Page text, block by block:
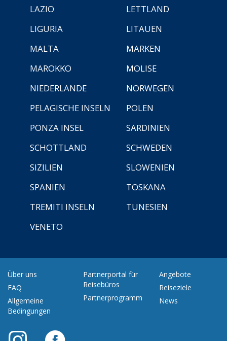
LAZIO
LETTLAND
LIGURIA
LITAUEN
MALTA
MARKEN
MAROKKO
MOLISE
NIEDERLANDE
NORWEGEN
PELAGISCHE INSELN
POLEN
PONZA INSEL
SARDINIEN
SCHOTTLAND
SCHWEDEN
SIZILIEN
SLOWENIEN
SPANIEN
TOSKANA
TREMITI INSELN
TUNESIEN
VENETO
Über uns
FAQ
Allgemeine
Bedingungen
Partnerportal für
Reisebüros
Partnerprogramm
Angebote
Reiseziele
News